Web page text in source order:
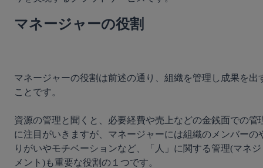
マネージャーの役割
マネージャーの役割は前述の通り、組織を管理し成果を出
ことです。
資源の管理と聞くと、必要経費や売上などの金銭面での管
に注目がいきますが、マネージャーには組織のメンバーの
りがいやモチベーションなど、「人」に関する管理(マネジ
メント)も重要な役割の１つです。